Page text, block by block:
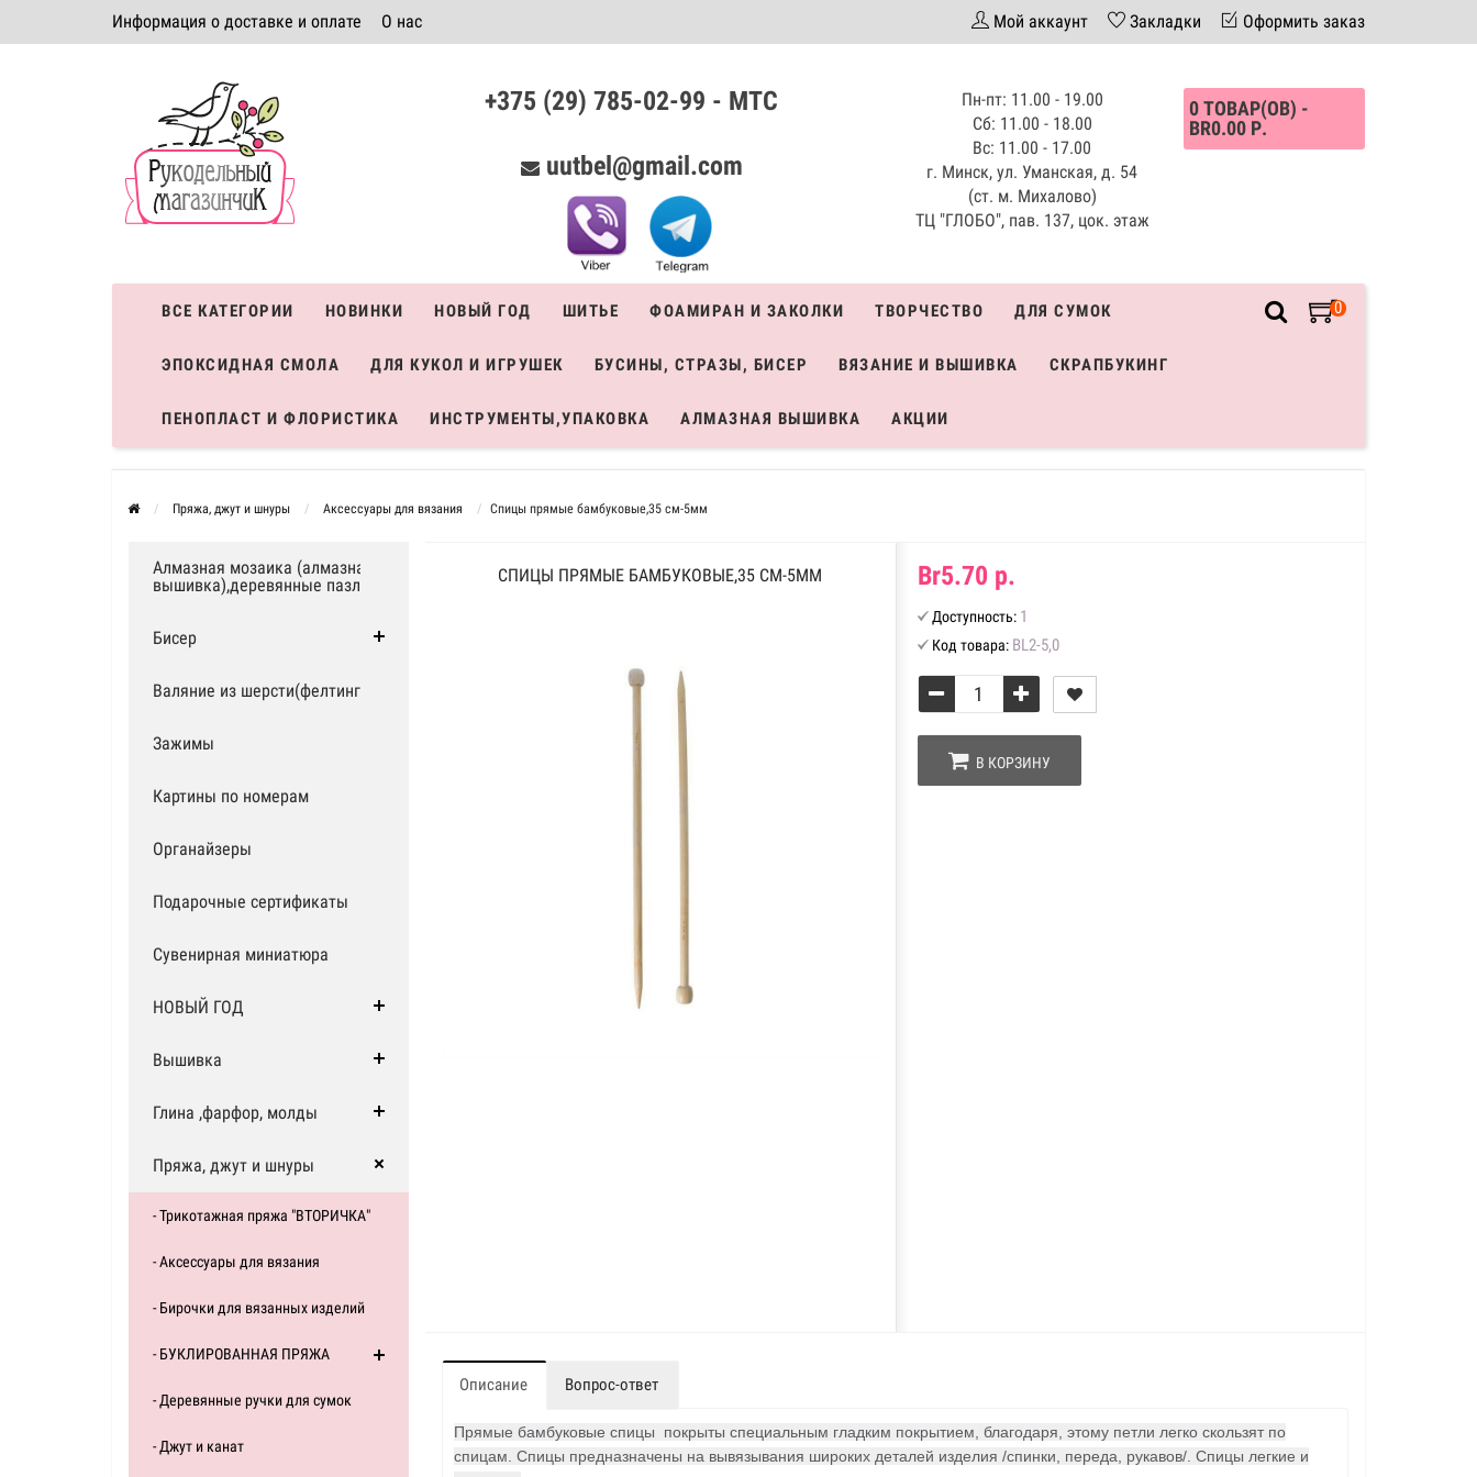
Информация о доставке и оплате О нас
Система скидок
Мой аккаунт Закладки Оформить заказ
+375 (29) 785-02-99 - МТС
uutbel@gmail.com
Пн-пт: 11.00 - 19.00
Сб: 11.00 - 18.00
Вс: 11.00 - 17.00
г. Минск, ул. Уманская, д. 54
(ст. м. Михалово)
ТЦ "ГЛОБО", пав. 137, цок. этаж
0 ТОВАР(ОВ) -
BR0.00 Р.
0
ВСЕ КАТЕГОРИИ НОВИНКИ НОВЫЙ ГОД ШИТЬЕ ФОАМИРАН И ЗАКОЛКИ ТВОРЧЕСТВО ДЛЯ СУМОК
ЭПОКСИДНАЯ СМОЛА ДЛЯ КУКОЛ И ИГРУШЕК БУСИНЫ, СТРАЗЫ, БИСЕР ВЯЗАНИЕ И ВЫШИВКА СКРАПБУКИНГ
ПЕНОПЛАСТ И ФЛОРИСТИКА ИНСТРУМЕНТЫ,УПАКОВКА АЛМАЗНАЯ ВЫШИВКА АКЦИИ
Пряжа, джут и шнуры Аксессуары для вязания Спицы прямые бамбуковые,35 см-5мм
Алмазная мозаика (алмазная
вышивка),деревянные пазлы
Бисер
Валяние из шерсти(фелтинг)
Зажимы
Картины по номерам
Органайзеры
Подарочные сертификаты
Сувенирная миниатюра
НОВЫЙ ГОД
Вышивка
Глина ,фарфор, молды
Пряжа, джут и шнуры
- Трикотажная пряжа "ВТОРИЧКА"
- Аксессуары для вязания
- Бирочки для вязанных изделий
- БУКЛИРОВАННАЯ ПРЯЖА
- Деревянные ручки для сумок
- Джут и канат
СПИЦЫ ПРЯМЫЕ БАМБУКОВЫЕ,35 СМ-5ММ Br5.70 р.
Доступность:1
Код товара: BL2-5,0
В КОРЗИНУ
Описание Вопрос-ответ
Прямые бамбуковые спицы покрыты специальным гладким покрытием, благодаря, этому петли легко скользят по
спицам. Спицы предназначены на вывязывания широких деталей изделия /спинки, переда, рукавов/. Спицы легкие и